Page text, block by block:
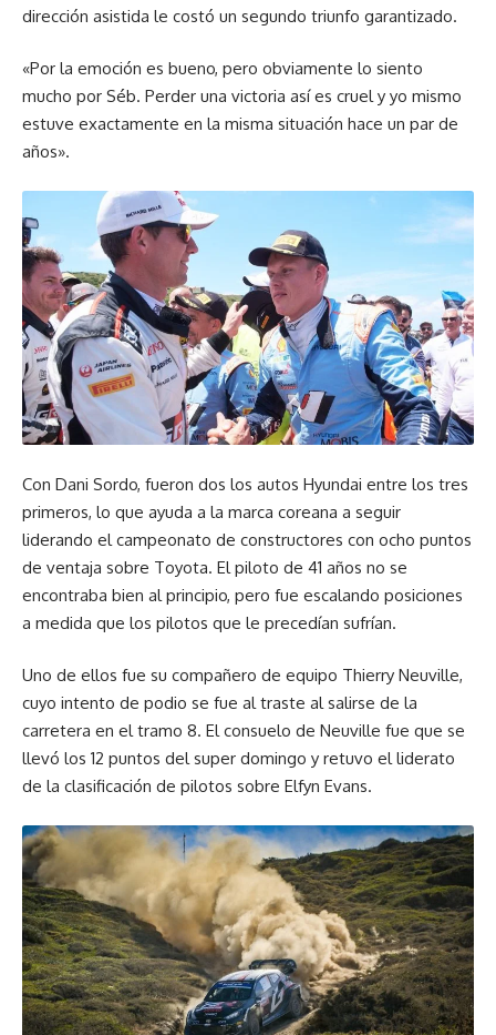
dirección asistida le costó un segundo triunfo garantizado.
«Por la emoción es bueno, pero obviamente lo siento
mucho por Séb. Perder una victoria así es cruel y yo mismo
estuve exactamente en la misma situación hace un par de
años».
Con Dani Sordo, fueron dos los autos Hyundai entre los tres
primeros, lo que ayuda a la marca coreana a seguir
liderando el campeonato de constructores con ocho puntos
de ventaja sobre Toyota. El piloto de 41 años no se
encontraba bien al principio, pero fue escalando posiciones
a medida que los pilotos que le precedían sufrían.
Uno de ellos fue su compañero de equipo Thierry Neuville,
cuyo intento de podio se fue al traste al salirse de la
carretera en el tramo 8. El consuelo de Neuville fue que se
llevó los 12 puntos del super domingo y retuvo el liderato
de la clasificación de pilotos sobre Elfyn Evans.